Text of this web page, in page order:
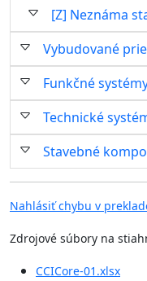
[Z] Neznáma
Vybudované
Funkčné
Technické
Stavebné
Nahlásiť chybu v
Zdrojové súbory na
CCICore-01.xlsx